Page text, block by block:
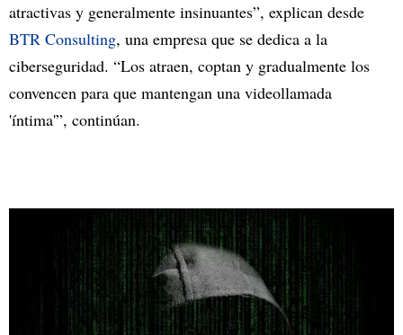
atractivas y generalmente insinuantes”, explican desde
BTR Consulting, una empresa que se dedica a la
ciberseguridad. “Los atraen, coptan y gradualmente los
convencen para que mantengan una videollamada
'íntima'”, continúan.